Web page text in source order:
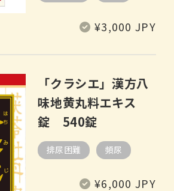
通 ¥3,000 JPY
「クラシエ」漢方八
味地黄丸料エキス
錠 540錠
排尿困難 頻尿
通 ¥6,000 JPY